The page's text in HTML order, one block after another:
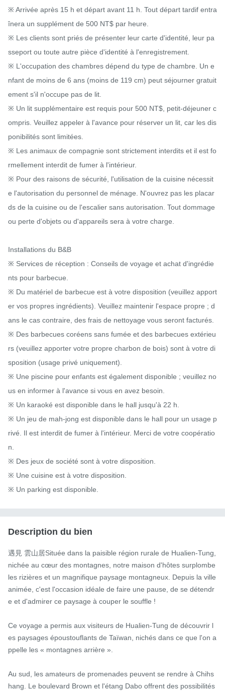
※ Arrivée après 15 h et départ avant 11 h. Tout départ tardif entra
înera un supplément de 500 NT$ par heure.
※ Les clients sont priés de présenter leur carte d'identité, leur pa
sseport ou toute autre pièce d'identité à l'enregistrement.
※ L'occupation des chambres dépend du type de chambre. Un e
nfant de moins de 6 ans (moins de 119 cm) peut séjourner gratuit
ement s'il n'occupe pas de lit.
※ Un lit supplémentaire est requis pour 500 NT$, petit-déjeuner c
ompris. Veuillez appeler à l'avance pour réserver un lit, car les dis
ponibilités sont limitées.
※ Les animaux de compagnie sont strictement interdits et il est fo
rmellement interdit de fumer à l'intérieur.
※ Pour des raisons de sécurité, l'utilisation de la cuisine nécessit
e l'autorisation du personnel de ménage. N'ouvrez pas les placar
ds de la cuisine ou de l'escalier sans autorisation. Tout dommage
ou perte d'objets ou d'appareils sera à votre charge.
Installations du B&B
※ Services de réception : Conseils de voyage et achat d'ingrédie
nts pour barbecue.
※ Du matériel de barbecue est à votre disposition (veuillez apport
er vos propres ingrédients). Veuillez maintenir l'espace propre ; d
ans le cas contraire, des frais de nettoyage vous seront facturés.
※ Des barbecues coréens sans fumée et des barbecues extérieu
rs (veuillez apporter votre propre charbon de bois) sont à votre di
sposition (usage privé uniquement).
※ Une piscine pour enfants est également disponible ; veuillez no
us en informer à l'avance si vous en avez besoin.
※ Un karaoké est disponible dans le hall jusqu'à 22 h.
※ Un jeu de mah-jong est disponible dans le hall pour un usage p
rivé. Il est interdit de fumer à l'intérieur. Merci de votre coopératio
n.
※ Des jeux de société sont à votre disposition.
※ Une cuisine est à votre disposition.
※ Un parking est disponible.
Description du bien
遇見 雲山居Située dans la paisible région rurale de Hualien-Tung,
nichée au cœur des montagnes, notre maison d'hôtes surplombe
les rizières et un magnifique paysage montagneux. Depuis la ville
animée, c'est l'occasion idéale de faire une pause, de se détendr
e et d'admirer ce paysage à couper le souffle !
Ce voyage a permis aux visiteurs de Hualien-Tung de découvrir l
es paysages époustouflants de Taïwan, nichés dans ce que l'on a
ppelle les « montagnes arrière ».
Au sud, les amateurs de promenades peuvent se rendre à Chihs
hang. Le boulevard Brown et l'étang Dabo offrent des possibilités